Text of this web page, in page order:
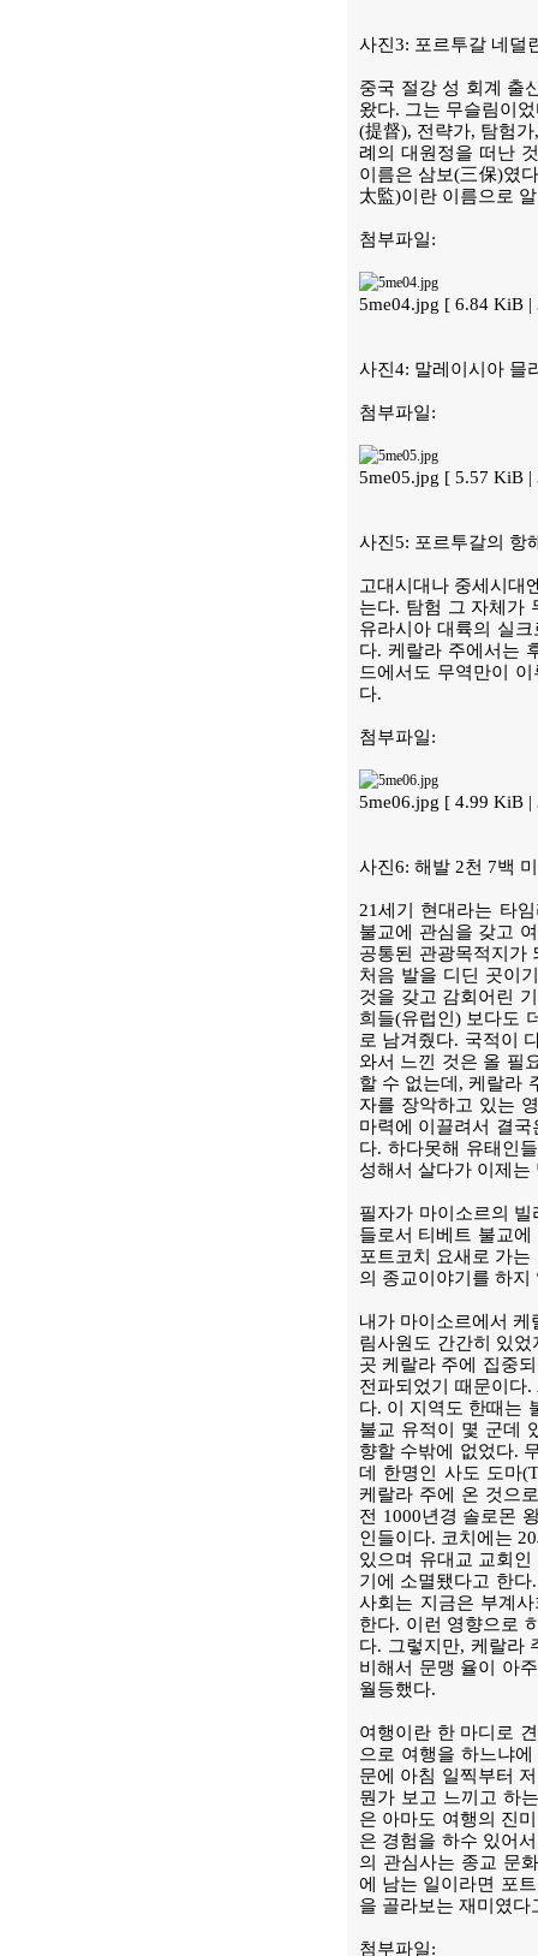
사진3: 포르투갈 네덜
중국 절강 성 회계 출
왔다. 그는 무슬림이
(提督), 전략가, 탐험
례의 대원정을 떠난
이름은 삼보(三保)였
太監)이란 이름으로
첨부파일:
5me04.jpg [ 6.84 KiB
사진4: 말레이시아 믈
첨부파일:
5me05.jpg [ 5.57 KiB
사진5: 포르투갈의 항
고대시대나 중세시대
는다. 탐험 그 자체가
유라시아 대륙의 실
다. 케랄라 주에서는
드에서도 무역만이
다.
첨부파일:
5me06.jpg [ 4.99 KiB
사진6: 해발 2천 7백
21세기 현대라는 타
불교에 관심을 갖고
공통된 관광목적지가
처음 발을 디딘 곳이
것을 갖고 감회어린
희들(유럽인) 보다도
로 남겨줬다. 국적이
와서 느낀 것은 올 필
할 수 없는데, 케랄라
자를 장악하고 있는
마력에 이끌려서 결
다. 하다못해 유태인
성해서 살다가 이제
필자가 마이소르의
들로서 티베트 불교
포트코치 요새로 가
의 종교이야기를 하지
내가 마이소르에서
림사원도 간간히 있
곳 케랄라 주에 집중
전파되었기 때문이다
다. 이 지역도 한때는
불교 유적이 몇 군데
향할 수밖에 없었다.
데 한명인 사도 도마
케랄라 주에 온 것으
전 1000년경 솔로몬
인들이다. 코치에는
있으며 유대교 교회
기에 소멸됐다고 한
사회는 지금은 부계
한다. 이런 영향으로
다. 그렇지만, 케랄라
비해서 문맹 율이 아
월등했다.
여행이란 한 마디로
으로 여행을 하느냐
문에 아침 일찍부터
뭔가 보고 느끼고 하
은 아마도 여행의 진
은 경험을 하수 있어
의 관심사는 종교 문
에 남는 일이라면 포
을 골라보는 재미였다
첨부파일: